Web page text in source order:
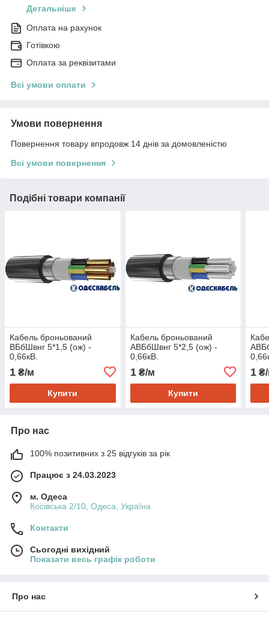
Детальніше
Оплата на рахунок
Готівкою
Оплата за реквізитами
Всі умови оплати
Умови повернення
Повернення товару впродовж 14 днів за домовленістю
Всі умови повернення
Подібні товари компанії
Кабель броньований
ВБбШвнг 5*1,5 (ож) -
0,66кВ.
1 ₴/м
Купити
Кабель броньований
АВБбШвнг 5*2,5 (ож) -
0,66кВ.
1₴/м
Купити
1
Про нас
100% позитивних з 25 відгуків за рік
Працює з 24.03.2023
м. Одеса
Косівська 2/10, Одеса, Україна
Контакти
Сьогодні вихідний
Показати весь графік роботи
Про нас